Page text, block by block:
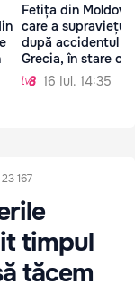
Fetița din Moldova
care a supraviețuit
după accidentul
Grecia, în stare
16 Iul. 14:35
23 167
timpul
tăcem